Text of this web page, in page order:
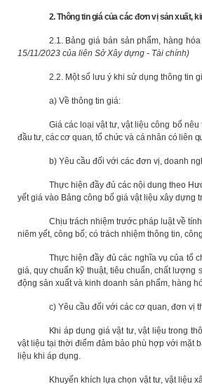
2. Thông tin giá của các đơn vị sản xuất,
2.1. Bảng giá bán sản phẩm, hàng
15/11/2023 của liên Sở Xây dựng - Tài chính)
2.2. Một số lưu ý khi sử dụng thông tin
a) Về thông tin giá:
Giá các loại vật tư, vật liệu công bố
đầu tư, các cơ quan, tổ chức và cá nhân có liên
b) Yêu cầu đối với các đơn vị, doanh
Thực hiện đầy đủ các nội dung theo
yết giá vào Bảng công bố giá vật liệu xây dựng
Chịu trách nhiệm trước pháp luật về
niêm yết, công bố; có trách nhiệm thông tin,
Thực hiện đầy đủ các nghĩa vụ của tổ
giá, quy chuẩn kỹ thuật, tiêu chuẩn, chất lượng
động sản xuất và kinh doanh sản phẩm, hàng
c) Yêu cầu đối với các cơ quan, đơn vị
Khi áp dụng giá vật tư, vật liệu trong
vật liệu tại thời điểm đảm bảo phù hợp với mặt
liệu khi áp dụng.
Khuyến khích lựa chọn vật tư, vật liệu